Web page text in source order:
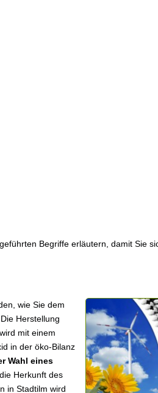
Begriffe erläutern, damit Sie
wie Sie dem
Herstellung
mit einem
in der öko-Bilanz
Wahl eines
Herkunft des
in Stadtilm wird